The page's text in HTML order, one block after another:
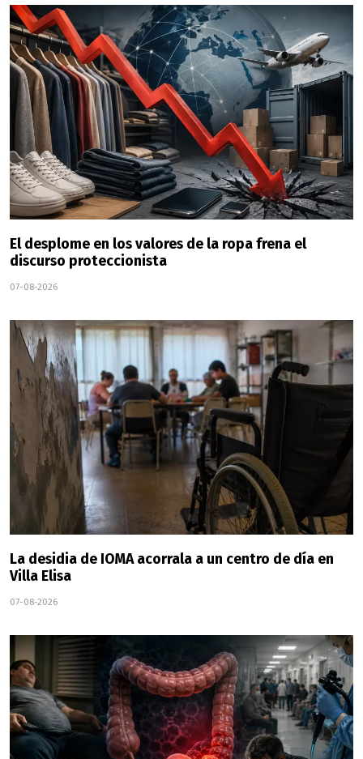
El desplome en los valores de la ropa frena el
discurso proteccionista
07-08-2026
La desidia de IOMA acorrala a un centro de día en
Villa Elisa
07-08-2026